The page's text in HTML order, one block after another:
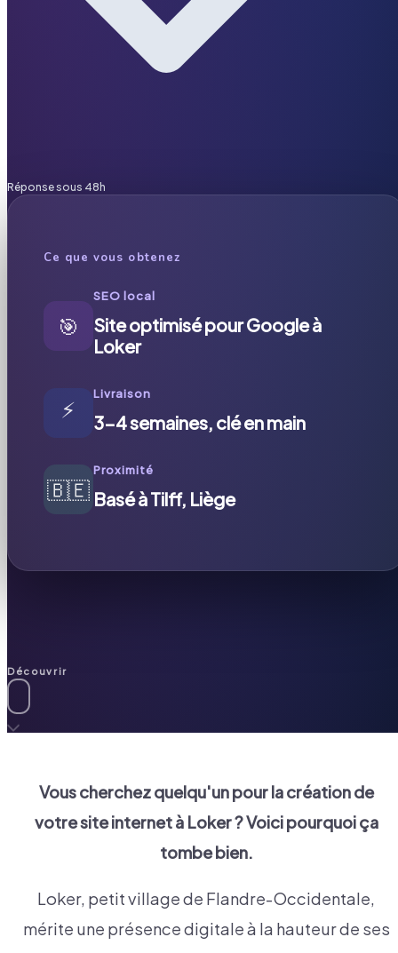
Réponse sous 48h
Ce que vous obtenez
🎯
SEO local
Site optimisé pour Google à
Loker
⚡
Livraison
3-4 semaines, clé en main
🇧🇪
Proximité
Basé à Tilff, Liège
Découvrir
Vous cherchez quelqu'un pour la création de
votre site internet à Loker? Voici pourquoi ça
tombe bien.
Loker, petit village de Flandre-Occidentale,
mérite une présence digitale à la hauteur de ses